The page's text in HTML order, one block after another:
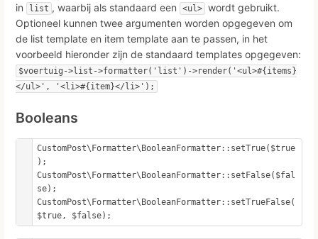
in
list , waarbij als standaard een <ul> wordt gebruikt.
Optioneel kunnen twee argumenten worden opgegeven om
de list template en item template aan te passen, in het
voorbeeld hieronder zijn de standaard templates opgegeven:
$voertuig->list->formatter('list')->render('<ul>#{items}
</ul>', '<li>#{item}</li>');
Booleans
CustomPost\Formatter\BooleanFormatter::setTrue($true
);
CustomPost\Formatter\BooleanFormatter::setFalse($fal
se);
CustomPost\Formatter\BooleanFormatter::setTrueFalse(
$true, $false);